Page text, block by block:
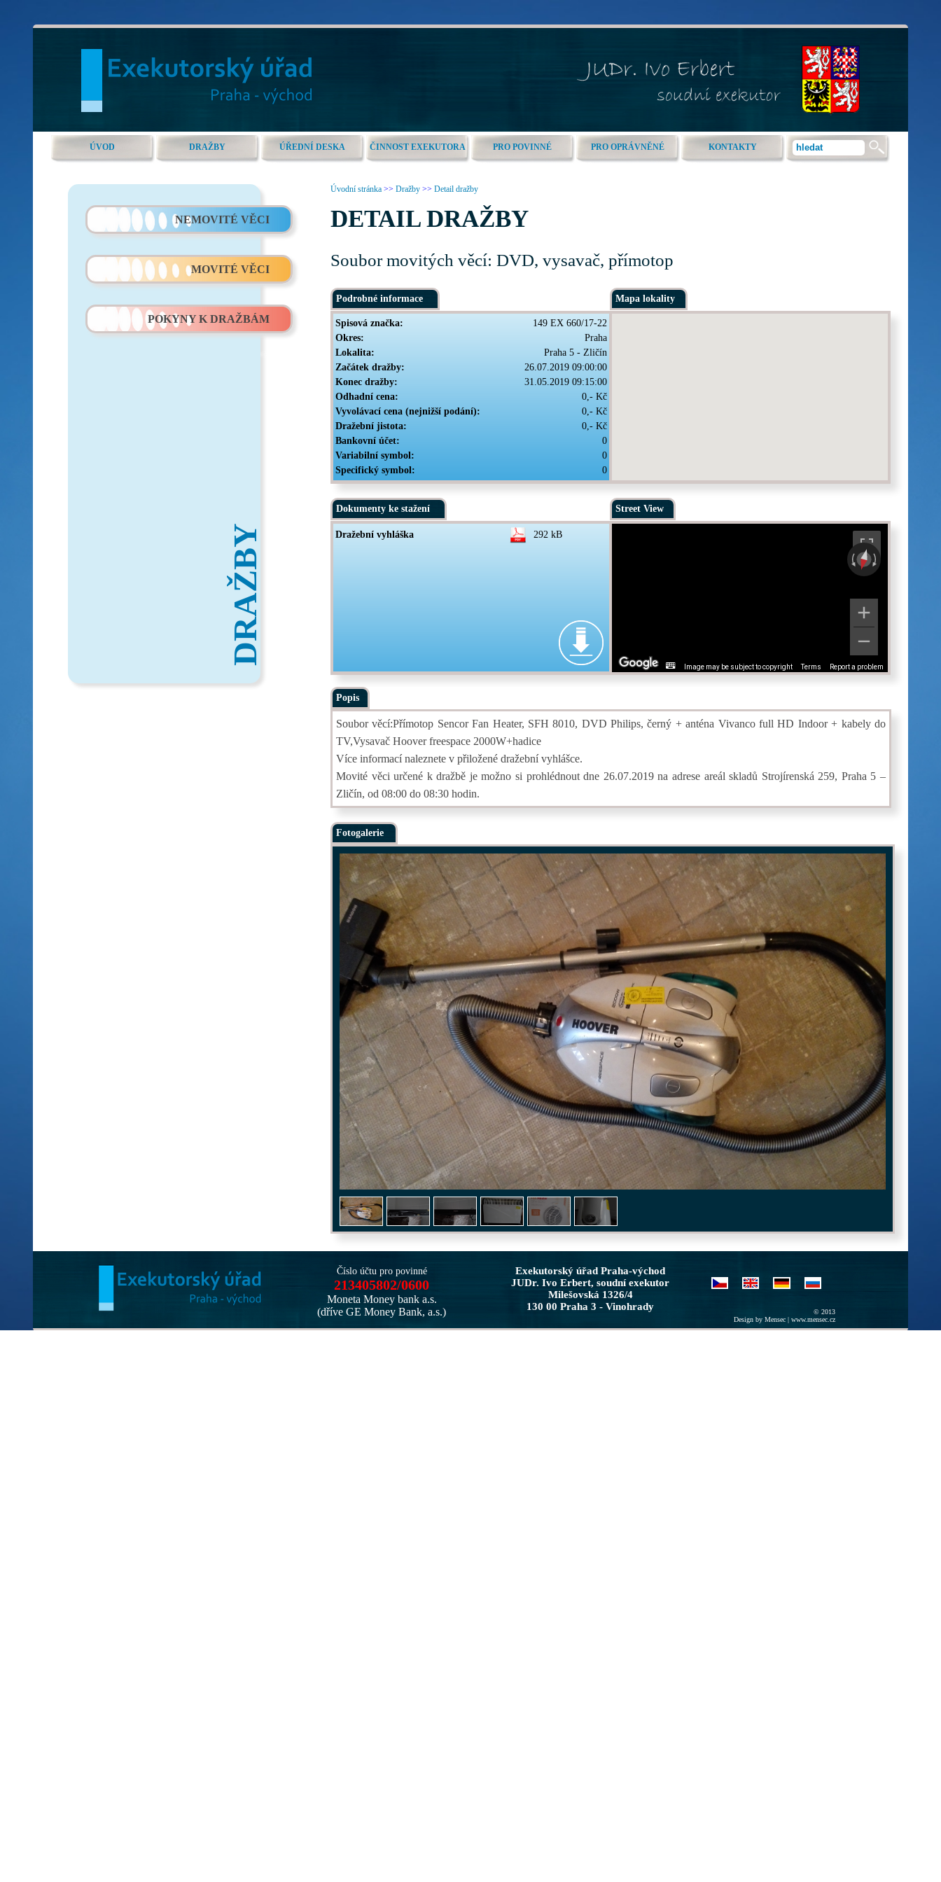
ÚVOD DRAŽBY ÚŘEDNÍ DESKA ČINNOST EXEKUTORA PRO POVINNÉ PRO OPRÁVNĚNÉ KONTAKTY
NEMOVITÉ VĚCI
MOVITÉ VĚCI
POKYNY K DRAŽBÁM
DRAŽBY
Úvodní stránka >> Dražby >> Detail dražby
DETAIL DRAŽBY
Soubor movitých věcí: DVD, vysavač, přímotop
Podrobné informace Mapa lokality
Spisová značka:
149 EX 660/17-22
Okres:
Praha
Lokalita:
Praha 5 - Zličín
Začátek dražby:
26.07.2019 09:00:00
Konec dražby:
31.05.2019 09:15:00
Odhadní cena:
0,- Kč
Vyvolávací cena (nejnižší podání):
0,- Kč
Dražební jistota:
0,- Kč
Bankovní účet:
0
Variabilní symbol:
0
Specifický symbol:
0
Dokumenty ke stažení Street View
Dražební vyhláška 292 kB
Image may be subject to copyright Terms Report a problem
Popis
Soubor věcí:Přímotop Sencor Fan Heater, SFH 8010, DVD Philips, černý + anténa Vivanco full HD Indoor + kabely do
TV,Vysavač Hoover freespace 2000W+hadice
Více informací naleznete v přiložené dražební vyhlášce.
Movité věci určené k dražbě je možno si prohlédnout dne 26.07.2019 na adrese areál skladů Strojírenská 259, Praha 5 –
Zličín, od 08:00 do 08:30 hodin.
Fotogalerie
Číslo účtu pro povinné
213405802/0600
Moneta Money bank a.s.
(dříve GE Money Bank, a.s.)
Exekutorský úřad Praha-východ
JUDr. Ivo Erbert, soudní exekutor
Milešovská 1326/4
130 00 Praha 3 - Vinohrady
© 2013
Design by Mensec | www.mensec.cz